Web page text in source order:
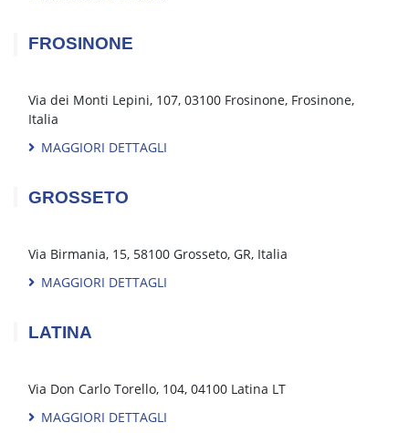
Strada Statale 16, 49a, Porto Sant'Elpidio, FM, Italia
MAGGIORI DETTAGLI
FERRARA